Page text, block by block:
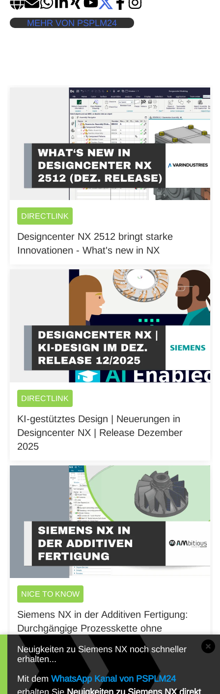
Neuigkeiten zu Siemens NX noch schneller
erhalten...
Mit dem WhatsApp Kanal von PSPLM24
erhalten Sie Neuigkeiten zu Siemens NX direkt
MEHR VON PSPLM24
DIRECTLINK
Designcenter NX 2512 bringt starke
Innovationen - What's new in NX
DIRECTLINK
KI-gestütztes Design | Neuerungen in
Designcenter NX | Release Dezember
2025
NICE TO KNOW
Siemens NX in der Additiven Fertigung:
Durchgängige Prozesskette ohne
Schnittstellen